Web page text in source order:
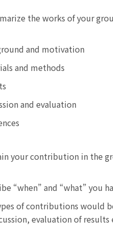
the works of your
and motivation
and methods
and evaluation
your contribution in the
“when” and “what” you
of contributions would
evaluation of